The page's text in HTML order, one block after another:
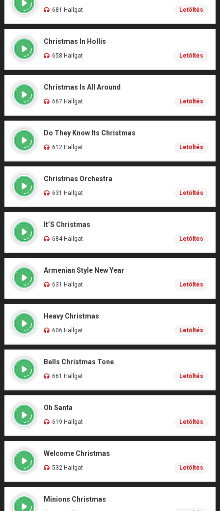
681 Hallgat Letöltés
Christmas In Hollis
658 Hallgat Letöltés
Christmas Is All Around
667 Hallgat Letöltés
Do They Know Its Christmas
612 Hallgat Letöltés
Christmas Orchestra
631 Hallgat Letöltés
It’S Christmas
684 Hallgat Letöltés
Armenian Style New Year
631 Hallgat Letöltés
Heavy Christmas
606 Hallgat Letöltés
Bells Christmas Tone
661 Hallgat Letöltés
Oh Santa
619 Hallgat Letöltés
Welcome Christmas
532 Hallgat Letöltés
Minions Christmas